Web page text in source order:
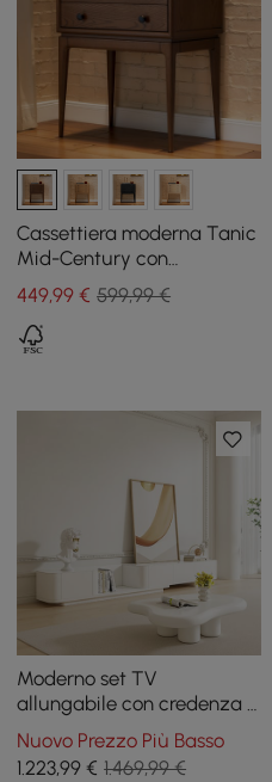
Cassettiera moderna Tanic
Mid-Century con
contenitore a 3 cassetti in
legno di frassino in noce
449,99 € 599,99 €
Moderno set TV
allungabile con credenza e
tavolino da caffè astratto
Nuovo Prezzo Più Basso
1.223,99 € 1.469,99 €